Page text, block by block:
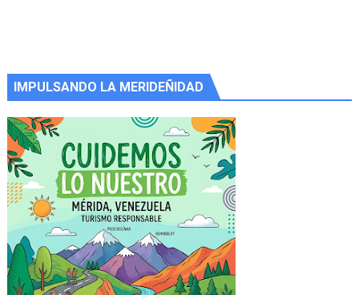
IMPULSANDO LA MERIDEÑIDAD